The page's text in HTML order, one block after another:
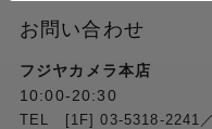
お問い合わせ
フジヤカメラ本店
10:00-20:30
TEL [1F] 03-5318-2241